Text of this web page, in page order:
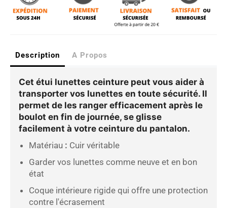
Description A Propos
Cet étui lunettes ceinture peut vous aider à
transporter vos lunettes en toute sécurité. Il
permet de les ranger efficacement après le
boulot en fin de journée, se glisse
facilement à votre ceinture du pantalon.
Matériau : Cuir véritable
Garder vos lunettes comme neuve et en bon
état
Coque intérieure rigide qui offre une protection
contre l'écrasement